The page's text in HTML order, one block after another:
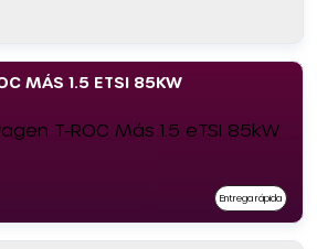
MÁS 1.5 ETSI 85KW
Entrega rápida